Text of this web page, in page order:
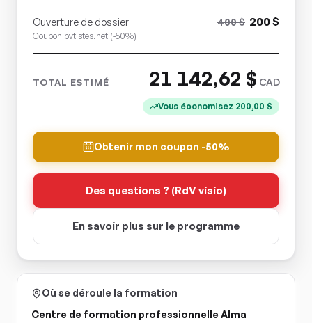
Ouverture de dossier
Coupon pvtistes.net (-50%)
400$ 200$
TOTAL ESTIMÉ 21 142,62 $ CAD
Vous économisez 200,00 $
Obtenir mon coupon -50%
Des questions ? (RdV visio)
En savoir plus sur le programme
Où se déroule la formation
Centre de formation professionnelle Alma